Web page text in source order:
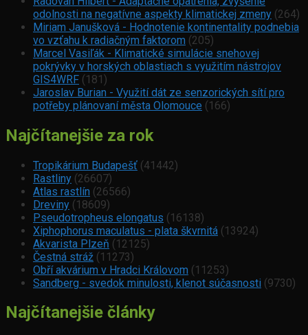
odolnosti na negatívne aspekty klimatickej zmeny (264)
Miriam Janušková - Hodnotenie kontinentality podnebia
vo vzťahu k radiačným faktorom (205)
Marcel Vasiľák - Klimatické simulácie snehovej
pokrývky v horských oblastiach s využitím nástrojov
GIS4WRF (181)
Jaroslav Burian - Využití dát ze senzorických sítí pro
potřeby plánovaní města Olomouce (166)
Najčítanejšie za rok
Tropikárium Budapešť (41442)
Rastliny (26607)
Atlas rastlín (26566)
Dreviny (18609)
Pseudotropheus elongatus (16138)
Xiphophorus maculatus - plata škvrnitá (13924)
Akvarista Plzeň (12125)
Čestná stráž (11273)
Obří akvárium v Hradci Královom (11253)
Sandberg - svedok minulosti, klenot súčasnosti (9730)
Najčítanejšie články